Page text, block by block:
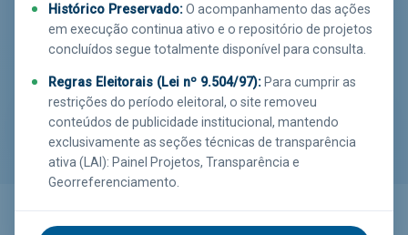
Histórico Preservado:O acompanhamento das ações
em execução continua ativo e o repositório de projetos
concluídos segue totalmente disponível para consulta.
Regras Eleitorais (Lei nº 9.504/97):Para cumprir as
restrições do período eleitoral, o site removeu
conteúdos de publicidade institucional, mantendo
exclusivamente as seções técnicas de transparência
ativa (LAI): Painel Projetos, Transparência e
Georreferenciamento.
Ver no mapa
1435
PROJETOS MONITORADOS
92
MUNICÍPIOS
33
ÓRGÃOS EXECUTORES